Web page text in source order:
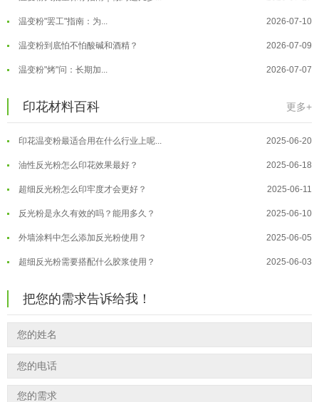
温变粉"罢工"指南：为... 2026-07-10
温变粉到底怕不怕酸碱和酒精？ 2026-07-09
温变粉"烤"问：长期加... 2026-07-07
夜间安全卫士：丝印反光粉搭配全攻... 2026-01-20
温变粉可以做防伪标签、温变防伪吗... 2026-08-05
温变粉适合做热变还是冷变？ 2026-08-04
温变粉注塑后表面翻车？粗糙、颗粒... 2026-07-28
温变粉保质期有多久？开封后如何保... 2026-07-20
温变粉大批量保存指南｜做对这几步... 2026-07-17
温变粉"罢工"指南：为... 2026-07-10
温变粉"烤"问：长期加...
温变粉耐温真相：注塑"高温炼...
夜间安全卫士：丝印反光粉搭配全攻... 2026-01-20
印花材料百科 更多+
反光粉太久不用结块要怎么处理？ 2025-07-11
印花温变粉最适合用在什么行业上呢... 2025-06-20
油性反光粉怎么印花效果最好？ 2025-06-18
超细反光粉怎么印牢度才会更好？ 2025-06-11
反光粉是永久有效的吗？能用多久？ 2025-06-10
外墙涂料中怎么添加反光粉使用？ 2025-06-05
超细反光粉需要搭配什么胶浆使用？ 2025-06-03
反光粉可以混合其他颜料一起使用吗...
温变粉丝印到底用多少目网版？这篇...
反光粉太久不用结块要怎么处理？ 2025-07-11
印花温变粉最适合用在什么行业上呢... 2025-06-20
把您的需求告诉给我！